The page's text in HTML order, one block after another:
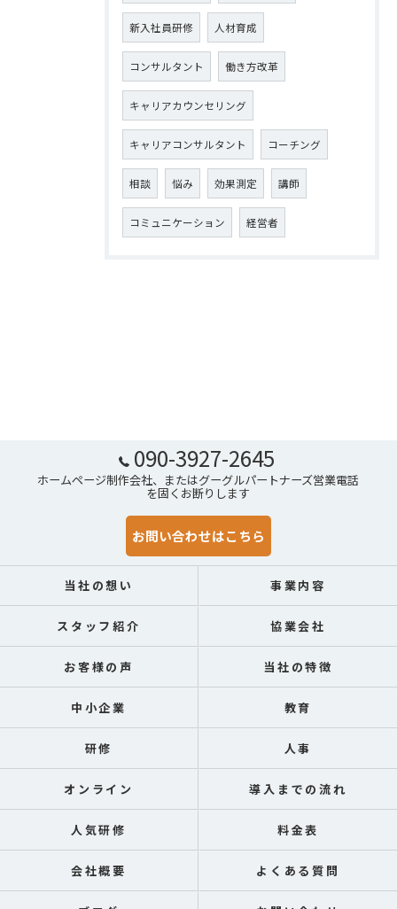
新入社員研修 人材育成
コンサルタント 働き方改革
キャリアカウンセリング
キャリアコンサルタント コーチング
相談 悩み 効果測定 講師
コミュニケーション 経営者
090-3927-2645
ホームページ制作会社、またはグーグルパートナーズ営業電話
を固くお断りします
お問い合わせはこちら
当社の想い 事業内容
スタッフ紹介 協業会社
お客様の声 当社の特徴
中小企業 教育
研修 人事
オンライン 導入までの流れ
人気研修 料金表
会社概要 よくある質問